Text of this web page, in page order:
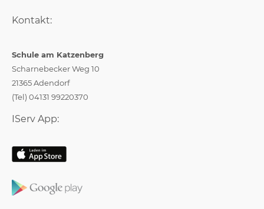
Kontakt:
Schule am Katzenberg
Scharnebecker Weg 10
21365 Adendorf
(Tel) 04131 99220370
IServ App: